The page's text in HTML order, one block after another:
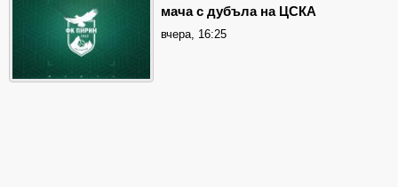
мача с дубъла на ЦСКА
вчера, 16:25